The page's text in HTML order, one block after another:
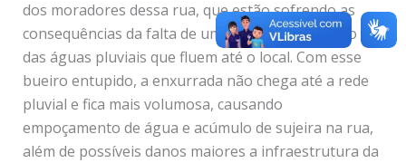
dos moradores dessa rua, que estão sofrendo as
consequências da falta de um devido escoamento
das águas pluviais que fluem até o local. Com esse
bueiro entupido, a enxurrada não chega até a rede
pluvial e fica mais volumosa, causando
empoçamento de água e acúmulo de sujeira na rua,
além de possíveis danos maiores a infraestrutura da